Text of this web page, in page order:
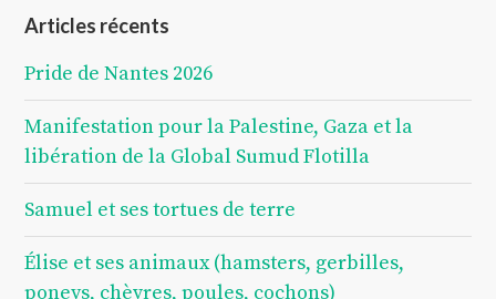
Articles récents
Pride de Nantes 2026
Manifestation pour la Palestine, Gaza et la
libération de la Global Sumud Flotilla
Samuel et ses tortues de terre
Élise et ses animaux (hamsters, gerbilles,
poneys, chèvres, poules, cochons)